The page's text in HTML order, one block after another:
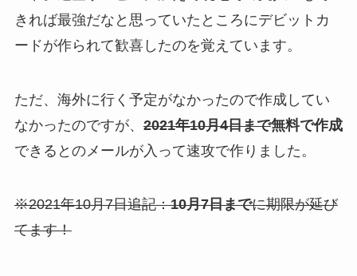
きれば最強だなと思っていたところにデビットカ
ードが作られて歓喜したのを覚えています。
ただ、海外に行く予定がなかったので作成してい
なかったのですが、 2021年10月4日まで無料で作成
できるとのメールが入って速攻で作りました。
※2021年10月7日追記：10月7日までに期限が延び
てます！